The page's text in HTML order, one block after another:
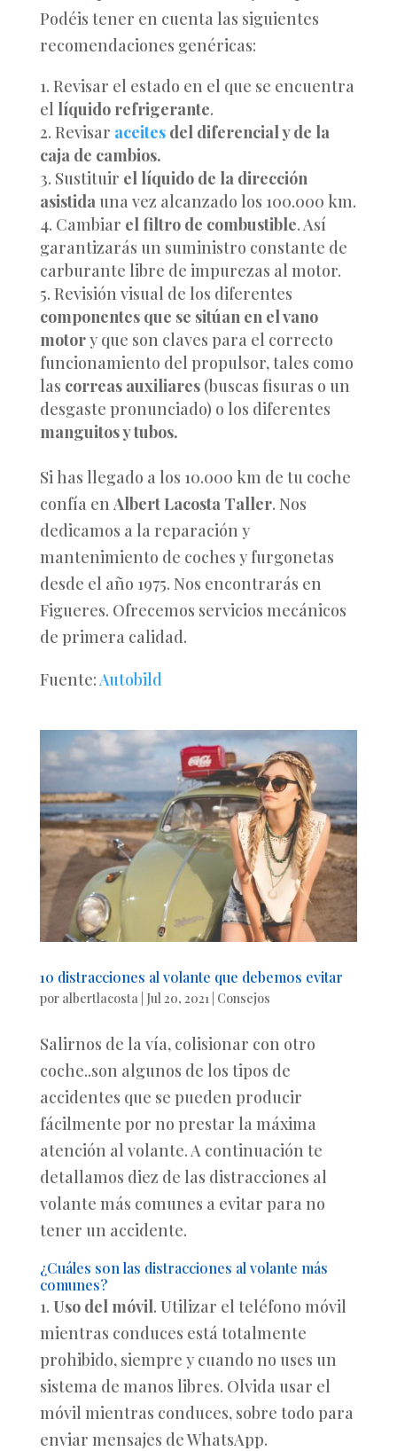
Podéis tener en cuenta las siguientes
recomendaciones genéricas:
Revisar el estado en el que se encuentra
el líquido refrigerante.
Revisar aceitesdel diferencial y de la
caja de cambios.
Sustituir el líquido de la dirección
asistida una vez alcanzado los 100.000 km.
Cambiar el filtro de combustible. Así
garantizarás un suministro constante de
carburante libre de impurezas al motor.
Revisión visual de los diferentes
componentes que se sitúan en el vano
motory que son claves para el correcto
funcionamiento del propulsor, tales como
las correas auxiliares(buscas fisuras o un
desgaste pronunciado) o los diferentes
manguitos y tubos.
Si has llegado a los 10.000 km de tu coche
confía en Albert Lacosta Taller. Nos
dedicamos a la reparación y
mantenimiento de coches y furgonetas
desde el año 1975. Nos encontrarás en
Figueres. Ofrecemos servicios mecánicos
de primera calidad.
Fuente: Autobild
10 distracciones al volante que debemos evitar
por albertlacosta Jul 20, 2021 Consejos
Salirnos de la vía, colisionar con otro
coche..son algunos de los tipos de
accidentes que se pueden producir
fácilmente por no prestar la máxima
atención al volante. A continuación te
detallamos diez de las distracciones al
volante más comunes a evitar para no
tener un accidente.
¿Cuáles son las distracciones al volante más
comunes?
1. Uso del móvil. Utilizar el teléfono móvil
mientras conduces está totalmente
prohibido, siempre y cuando no uses un
sistema de manos libres. Olvida usar el
móvil mientras conduces, sobre todo para
enviar mensajes de WhatsApp.